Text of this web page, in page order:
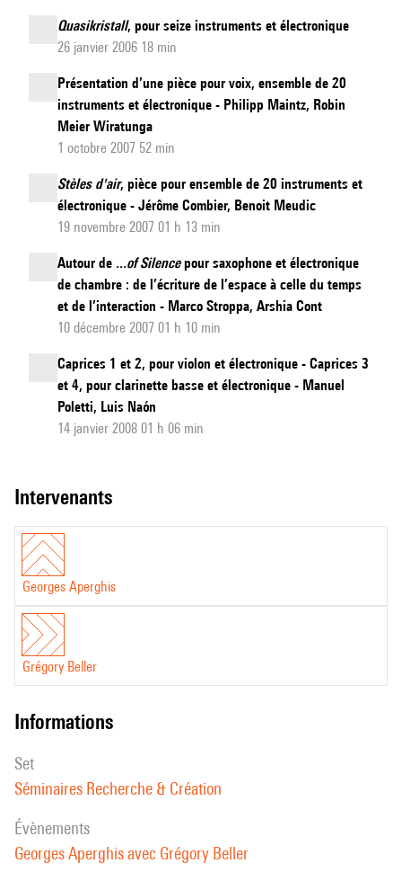
Quasikristall, pour seize instruments et électronique
26 janvier 2006 18 min
Présentation d’une pièce pour voix, ensemble de 20
instruments et électronique - Philipp Maintz, Robin
Meier Wiratunga
1 octobre 2007 52 min
Stèles d'air, pièce pour ensemble de 20 instruments et
électronique - Jérôme Combier, Benoit Meudic
19 novembre 2007 01 h 13 min
Autour de ...of Silencepour saxophone et électronique
de chambre : de l’écriture de l’espace à celle du temps
et de l’interaction - Marco Stroppa, Arshia Cont
10 décembre 2007 01 h 10 min
Caprices 1 et 2, pour violon et électronique - Caprices 3
et 4, pour clarinette basse et électronique - Manuel
Poletti, Luis Naón
14 janvier 2008 01 h 06 min
intervenants
Georges Aperghis
Grégory Beller
informations
set
Séminaires Recherche & Création
évènements
Georges Aperghis avec Grégory Beller